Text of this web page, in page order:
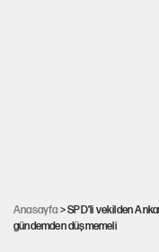
Anasayfa > SPD’li vekilden
gündemden düşmemeli